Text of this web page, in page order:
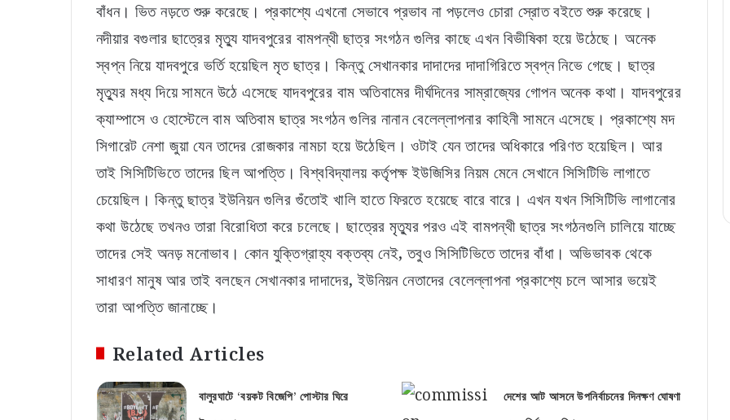
বাঁধন। ভিত নড়তে শুরু করেছে। প্রকাশ্যে এখনো সেভাবে প্রভাব না পড়লেও চোরা স্রোত বইতে শুরু করেছে।
নদীয়ার বগুলার ছাত্রের মৃত্যু যাদবপুরের বামপন্থী ছাত্র সংগঠন গুলির কাছে এখন বিভীষিকা হয়ে উঠেছে। অনেক
স্বপ্ন নিয়ে যাদবপুরে ভর্তি হয়েছিল মৃত ছাত্র। কিন্তু সেখানকার দাদাদের দাদাগিরিতে স্বপ্ন নিভে গেছে। ছাত্র
মৃত্যুর মধ্য দিয়ে সামনে উঠে এসেছে যাদবপুরের বাম অতিবামের দীর্ঘদিনের সাম্রাজ্যের গোপন অনেক কথা। যাদবপুরের
ক্যাম্পাসে ও হোস্টেলে বাম অতিবাম ছাত্র সংগঠন গুলির নানান বেলেল্লাপনার কাহিনী সামনে এসেছে। প্রকাশ্যে মদ
সিগারেট নেশা জুয়া যেন তাদের রোজকার নামচা হয়ে উঠেছিল। ওটাই যেন তাদের অধিকারে পরিণত হয়েছিল। আর
তাই সিসিটিভিতে তাদের ছিল আপত্তি। বিশ্ববিদ্যালয় কর্তৃপক্ষ ইউজিসির নিয়ম মেনে সেখানে সিসিটিভি লাগাতে
চেয়েছিল। কিন্তু ছাত্র ইউনিয়ন গুলির গুঁতোই খালি হাতে ফিরতে হয়েছে বারে বারে। এখন যখন সিসিটিভি লাগানোর
কথা উঠেছে তখনও তারা বিরোধিতা করে চলেছে। ছাত্রের মৃত্যুর পরও এই বামপন্থী ছাত্র সংগঠনগুলি চালিয়ে যাচ্ছে
তাদের সেই অনড় মনোভাব। কোন যুক্তিগ্রাহ্য বক্তব্য নেই, তবুও সিসিটিভিতে তাদের বাঁধা। অভিভাবক থেকে
সাধারণ মানুষ আর তাই বলছেন সেখানকার দাদাদের, ইউনিয়ন নেতাদের বেলেল্লাপনা প্রকাশ্যে চলে আসার ভয়েই
তারা আপত্তি জানাচ্ছে।
Related Articles
বালুরঘাটে ‘বয়কট বিজেপি’ পোস্টার ঘিরে
দেশের আট আসনে উপনির্বাচনের দিনক্ষণ ঘোষণা